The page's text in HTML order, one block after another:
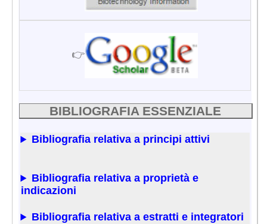
👉
BIBLIOGRAFIA ESSENZIALE
Bibliografia relativa a principi attivi
Bibliografia relativa a proprietà e
indicazioni
Bibliografia relativa a estratti e integratori